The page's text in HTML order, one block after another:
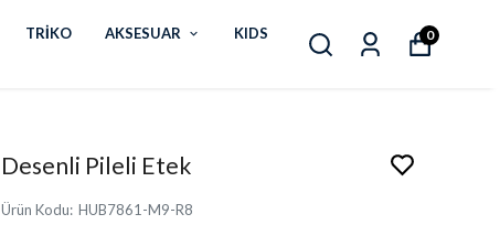
TRİKO AKSESUAR KIDS 0
Desenli Pileli Etek
Ürün Kodu: HUB7861-M9-R8